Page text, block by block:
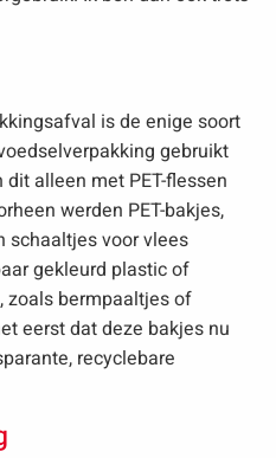
is de enige soort
gebruikt
alleen met PET-flessen
werden PET-bakjes,
schaaltjes voor vlees
gekleurd plastic of
zoals bermpaaltjes of
eerst dat deze bakjes nu
recyclebare